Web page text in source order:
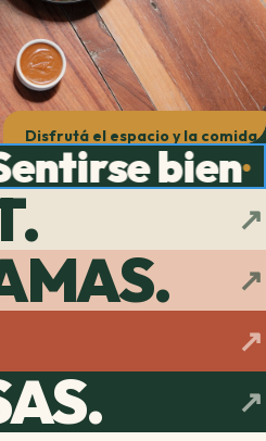
Disfrutá el espacio y la comida
bien●
↗
↗
↗
↗